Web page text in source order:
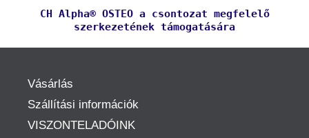
CH Alpha® OSTEO a csontozat megfelelő
szerkezetének támogatására
Vásárlás
Szállítási információk
VISZONTELADÓINK